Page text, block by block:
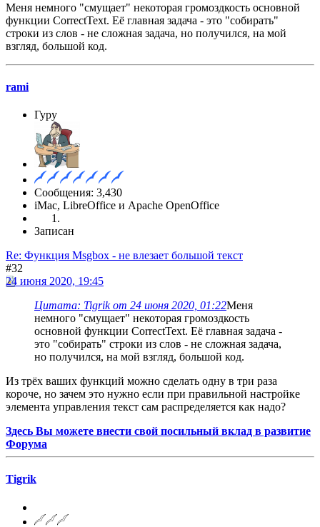
Меня немного "смущает" некоторая громоздкость основной
функции CorrectText. Её главная задача - это "собирать"
строки из слов - не сложная задача, но получился, на мой
взгляд, большой код.
rami
Гуру
Сообщения: 3,430
iMac, LibreOffice и Apache OpenOffice
Записан
Re: Функция Msgbox - не влезает большой текст
#32
24 июня 2020, 19:45
Цитата: Tigrik от 24 июня 2020, 01:22Меня
немного "смущает" некоторая громоздкость
основной функции CorrectText. Её главная задача -
это "собирать" строки из слов - не сложная задача,
но получился, на мой взгляд, большой код.
Из трёх ваших функций можно сделать одну в три раза
короче, но зачем это нужно если при правильной настройке
элемента управления текст сам распределяется как надо?
Здесь Вы можете внести свой посильный вклад в развитие
Форума
Tigrik